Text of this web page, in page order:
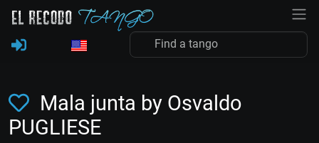
Mala junta by Osvaldo
PUGLIESE